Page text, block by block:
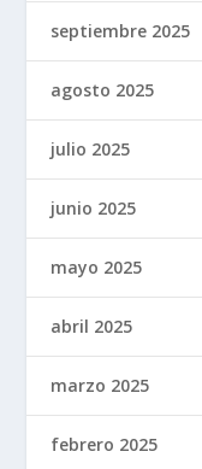
septiembre 2025
agosto 2025
julio 2025
junio 2025
mayo 2025
abril 2025
marzo 2025
febrero 2025